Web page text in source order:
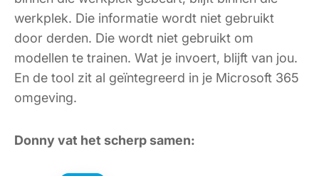
werkplek. Die informatie wordt niet gebruikt
door derden. Die wordt niet gebruikt om
modellen te trainen. Wat je invoert, blijft van jou.
En de tool zit al geïntegreerd in je Microsoft 365
omgeving.
Donny vat het scherp samen: